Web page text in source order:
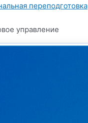
переподготовка
управление